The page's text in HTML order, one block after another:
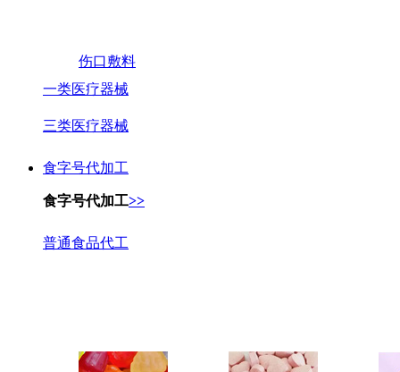
伤口敷料
一类医疗器械
三类医疗器械
食字号代加工
食字号代加工>>
普通食品代工